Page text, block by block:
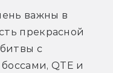
важны в
прекрасной
с
QTE и